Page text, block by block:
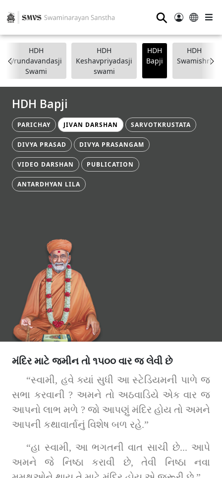
⚲
HDH
Vrundavandasji
Swami
HDH
Keshavpriyadasji
swami
HDH
Bapji
HDH
Swamishri
HDH Bapji
PARICHAY JIVAN DARSHAN SARVOTKRUSTATA
DIVYA PRASAD DIVYA PRASANGAM
VIDEO DARSHAN PUBLICATION
ANTARDHYAN LILA
મંદિર માટે જમીન તો ૧૫૦૦ વાર જ લેવી છે
“સ્વામી, હવે ક્યાં સુધી આ સ્ટેડિયમની પાળે જ
સભા કરવાની ? અમને તો અઠવાડિયે એક વાર જ
આપનો લાભ મળે ? જો આપણું મંદિર હોય તો અમને
આપની કથાવાર્તાનું વિશેષ બળ રહે.”
“હા સ્વામી, આ ભગતની વાત સાચી છે... આપે
અમને જે નિષ્ઠા કરાવી છે, તેવી નિષ્ઠા નવા